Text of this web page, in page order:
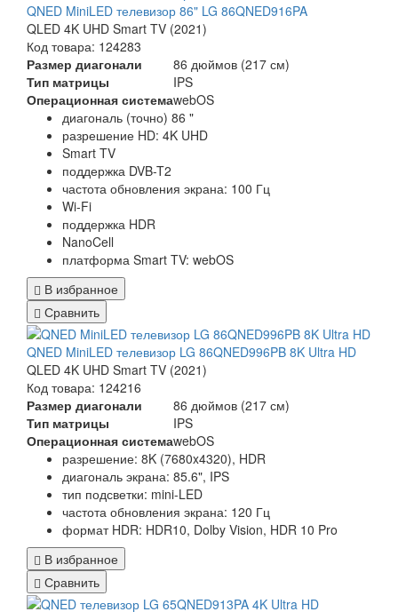
QNED MiniLED телевизор 86" LG 86QNED916PA
QLED 4K UHD Smart TV (2021)
Код товара: 124283
Размер диагонали
86 дюймов (217 см)
Тип матрицы
IPS
Операционная системаwebOS
диагональ (точно) 86 "
разрешение HD: 4K UHD
Smart TV
поддержка DVB-T2
частота обновления экрана: 100 Гц
Wi-Fi
поддержка HDR
NanoCell
платформа Smart TV: webOS
В избранное
Сравнить
QNED MiniLED телевизор LG 86QNED996PB 8K Ultra HD
QLED 4K UHD Smart TV (2021)
Код товара: 124216
Размер диагонали
86 дюймов (217 см)
Тип матрицы
IPS
Операционная системаwebOS
разрешение: 8K (7680x4320), HDR
диагональ экрана: 85.6", IPS
тип подсветки: mini-LED
частота обновления экрана: 120 Гц
формат HDR: HDR10, Dolby Vision, HDR 10 Pro
В избранное
Сравнить